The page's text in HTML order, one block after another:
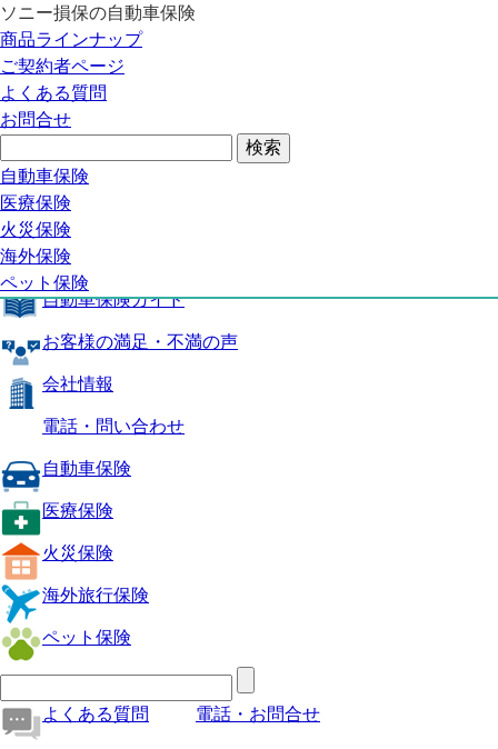
ソニー損保の自動車保険
商品ラインナップ
ご契約者ページ
よくある質問
お問合せ
自動車保険
医療保険
火災保険
海外保険
ペット保険
自動車保険トップ
商品の特長
補償内容
自動車保険ガイド
お客様の満足・不満の声
自動車保険トップ
商品の特長
補償内容
自動車保険ガイド
お客様の満足・不満の声
会社情報
電話・問い合わせ
自動車保険
医療保険
火災保険
海外旅行保険
ペット保険
よくある質問 電話・お問合せ